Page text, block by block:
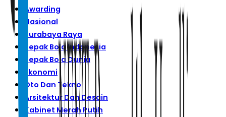
Awarding
Nasional
Surabaya Raya
Sepak Bola Indonesia
Sepak Bola Dunia
Ekonomi
Oto Dan Tekno
Arsitektur Dan Desain
Kabinet Merah Putih